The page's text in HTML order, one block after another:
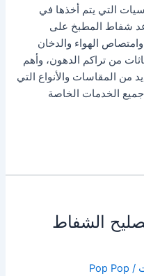
التي يتم أخذها في
شفاط المطبخ على
الهواء والدخان
من تراكم الدهون، وأهم
من المقاسات والأنواع التي
جميع الخدمات الخاصة
60497772/تصليح الشفاط
/
Pop Pop